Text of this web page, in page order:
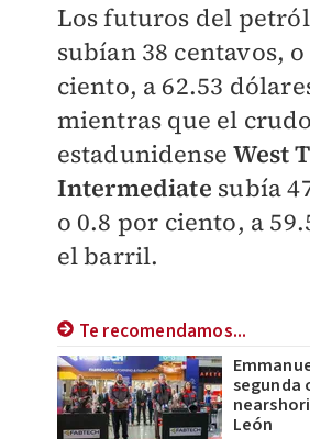
Los futuros del
subían 38 centavos,
ciento, a 62.53
mientras que el crudo
estadunidenseWest
Intermediate subía
o 0.8 por ciento, a
el barril.
Te recomendamos...
segunda
León